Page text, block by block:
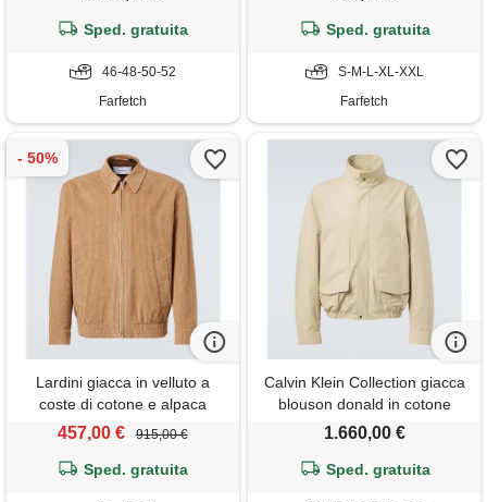
Sped. gratuita
46-48-50-52
Farfetch
Sped. gratuita
S-M-L-XL-XXL
Farfetch
Lardini giacca in velluto a
coste di cotone e alpaca
457,00 € 915,00 €
Sped. gratuita
Calvin Klein Collection giacca
blouson donald in cotone
1.660,00 €
Sped. gratuita